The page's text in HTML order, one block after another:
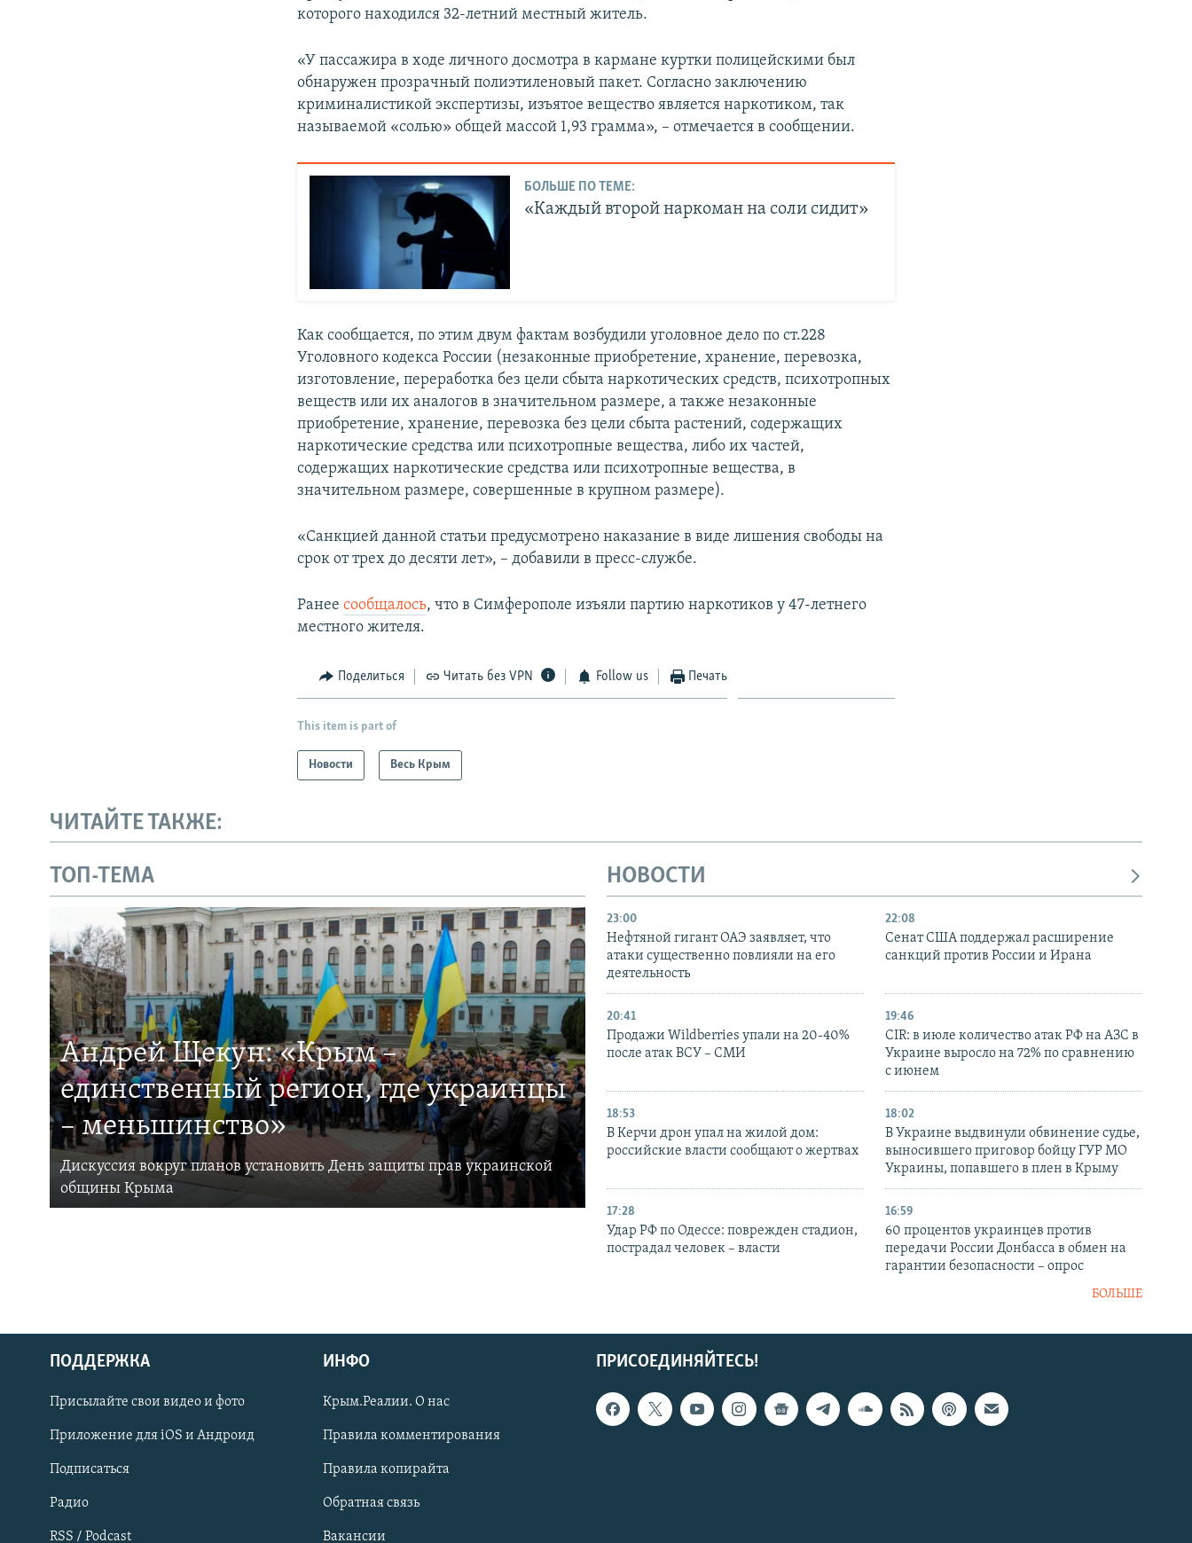
Українською
Qırımtatar
ПРИСОЕДИНЯЙТЕСЬ!
которого находился 32-летний местный житель.
«У пассажира в ходе личного досмотра в кармане куртки полицейскими был
обнаружен прозрачный полиэтиленовый пакет. Согласно заключению
криминалистикой экспертизы, изъятое вещество является наркотиком, так
называемой «солью» общей массой 1,93 грамма», – отмечается в сообщении.
БОЛЬШЕ ПО ТЕМЕ:
«Каждый второй наркоман на соли сидит»
Как сообщается, по этим двум фактам возбудили уголовное дело по ст.228
Уголовного кодекса России (незаконные приобретение, хранение, перевозка,
изготовление, переработка без цели сбыта наркотических средств, психотропных
веществ или их аналогов в значительном размере, а также незаконные
приобретение, хранение, перевозка без цели сбыта растений, содержащих
наркотические средства или психотропные вещества, либо их частей,
содержащих наркотические средства или психотропные вещества, в
значительном размере, совершенные в крупном размере).
«Санкцией данной статьи предусмотрено наказание в виде лишения свободы на
срок от трех до десяти лет», – добавили в пресс-службе.
Ранеесообщалось, что в Симферополе изъяли партию наркотиков у 47-летнего
местного жителя.
Поделиться Читать без VPN Follow us Печать
This item is part of
Новости Весь Крым
ЧИТАЙТЕ ТАКЖЕ:
ТОП-ТЕМА
Андрей Щекун: «Крым –
единственный регион, где украинцы
– меньшинство»
Дискуссия вокруг планов установить День защиты прав украинской
общины Крыма
НОВОСТИ
23:00
Нефтяной гигант ОАЭ заявляет, что
атаки существенно повлияли на его
деятельность
22:08
Сенат США поддержал расширение
санкций против России и Ирана
20:41
Продажи Wildberries упали на 20-40%
после атак ВСУ – СМИ
19:46
CIR: в июле количество атак РФ на АЗС в
Украине выросло на 72% по сравнению
с июнем
18:53
В Керчи дрон упал на жилой дом:
российские власти сообщают о жертвах
18:02
В Украине выдвинули обвинение судье,
выносившего приговор бойцу ГУР МО
Украины, попавшего в плен в Крыму
17:28
Удар РФ по Одессе: поврежден стадион,
пострадал человек – власти
16:59
60 процентов украинцев против
передачи России Донбасса в обмен на
гарантии безопасности – опрос
БОЛЬШЕ
ПРИСОЕДИНЯЙТЕСЬ!
ПОДДЕРЖКА
Присылайте свои видео и фото
Приложение для iOS и Андроид
Подписаться
Радио
RSS / Podcast
ИНФО
Крым.Реалии. О нас
Правила комментирования
Правила копирайта
Обратная связь
Вакансии